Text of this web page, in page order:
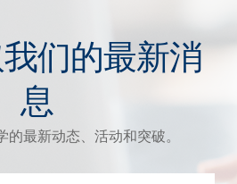
们的最新消
息
的最新动态、活动和突破。